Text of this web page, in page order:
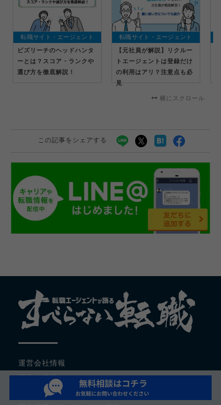
転職サイト・エージェント
ビズリーチのヘッドハンタ
ーとは？スコア・ランクや
選び方を徹底解説！
転職サイト・エージェント
【元社員が解説】リクルー
トエージェントは登録だけ
の利用はアリ？注意点も必
見
横にスクロール
この記事をシェアする
運営会社情報
運営者情報
コンテンツポリシー